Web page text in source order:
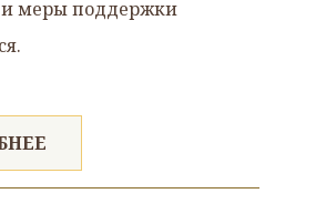
меры поддержки